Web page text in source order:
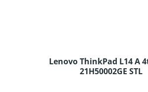
Lenovo ThinkPad L14 A
21H50002GE STL